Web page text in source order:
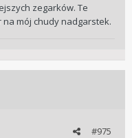
zegarków. Te
na mój chudy nadgarstek.
#975